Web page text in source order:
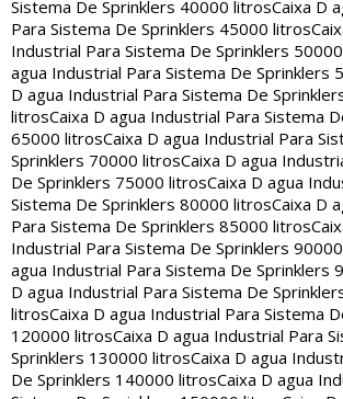
Sistema De Sprinklers 40000 litrosCaixa D
Para Sistema De Sprinklers 45000 litros
Industrial Para Sistema De Sprinklers
agua Industrial Para Sistema De Sprinklers
D agua Industrial Para Sistema De
litrosCaixa D agua Industrial Para Sistema
65000 litrosCaixa D agua Industrial Para
Sprinklers 70000 litrosCaixa D agua
De Sprinklers 75000 litrosCaixa D agua
Sistema De Sprinklers 80000 litrosCaixa D
Para Sistema De Sprinklers 85000 litros
Industrial Para Sistema De Sprinklers
agua Industrial Para Sistema De Sprinklers
D agua Industrial Para Sistema De
litrosCaixa D agua Industrial Para Sistema
120000 litrosCaixa D agua Industrial Para
Sprinklers 130000 litrosCaixa D agua
De Sprinklers 140000 litrosCaixa D agua